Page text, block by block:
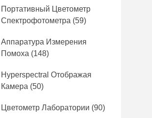
Портативный Цветометр
Спектрофотометра (59)
Аппаратура Измерения
Помоха (148)
Hyperspectral Отображая
Камера (50)
Цветометр Лаборатории (90)